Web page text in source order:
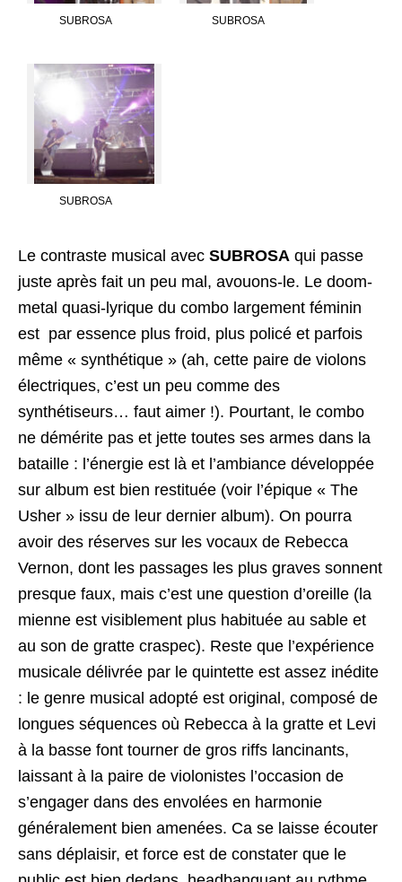
SUBROSA SUBROSA
SUBROSA
Le contraste musical avec SUBROSA qui passe
juste après fait un peu mal, avouons-le. Le doom-
metal quasi-lyrique du combo largement féminin
est par essence plus froid, plus policé et parfois
même « synthétique » (ah, cette paire de violons
électriques, c’est un peu comme des
synthétiseurs… faut aimer !). Pourtant, le combo
ne démérite pas et jette toutes ses armes dans la
bataille : l’énergie est là et l’ambiance développée
sur album est bien restituée (voir l’épique « The
Usher » issu de leur dernier album). On pourra
avoir des réserves sur les vocaux de Rebecca
Vernon, dont les passages les plus graves sonnent
presque faux, mais c’est une question d’oreille (la
mienne est visiblement plus habituée au sable et
au son de gratte craspec). Reste que l’expérience
musicale délivrée par le quintette est assez inédite
: le genre musical adopté est original, composé de
longues séquences où Rebecca à la gratte et Levi
à la basse font tourner de gros riffs lancinants,
laissant à la paire de violonistes l’occasion de
s’engager dans des envolées en harmonie
généralement bien amenées. Ca se laisse écouter
sans déplaisir, et force est de constater que le